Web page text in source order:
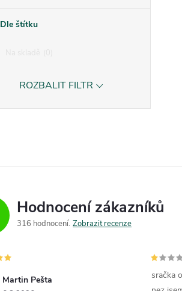
Dle štítku
ROZBALIT FILTR
Hodnocení zákazníků
316 hodnocení Zobrazit recenze
Martin Pešta
sračka